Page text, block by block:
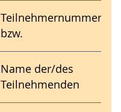
Teilnehmernummer
bzw.
Name der/des
Teilnehmenden